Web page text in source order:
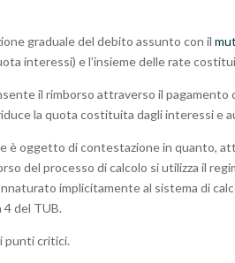
graduale del debito assunto con il
interessi) e l’insieme delle rate
il rimborso attraverso il
la quota costituita dagli interessi e
è oggetto di contestazione in quanto,
del processo di calcolo si utilizza il
implicitamente al sistema di
4 del TUB.
punti critici.